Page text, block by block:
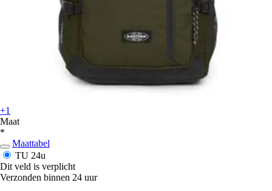
+1
Maat
*
Maattabel
TU 24u
Dit veld is verplicht
Verzonden binnen 24 uur